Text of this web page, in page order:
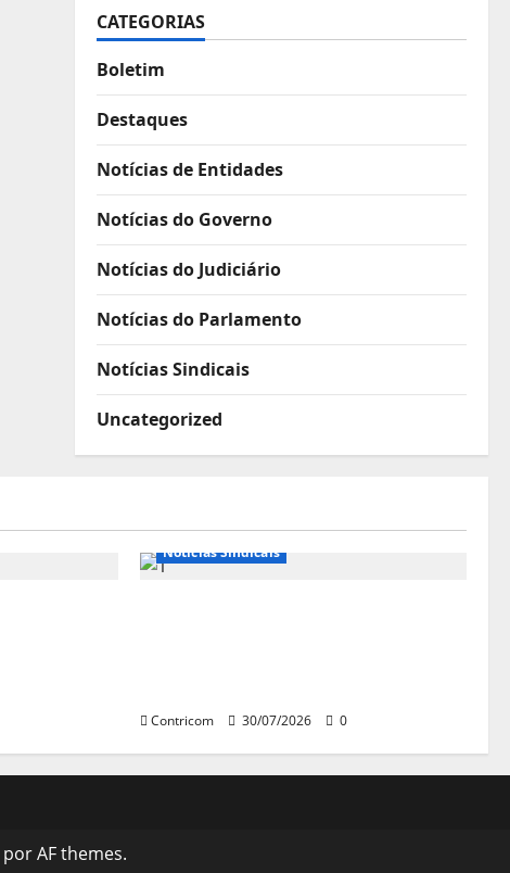
CATEGORIAS
Boletim
Destaques
Notícias de Entidades
Notícias do Governo
Notícias do Judiciário
Notícias do Parlamento
Notícias Sindicais
Uncategorized
Notícias Sindicais
Contricom 30/07/2026 0
por AF themes.